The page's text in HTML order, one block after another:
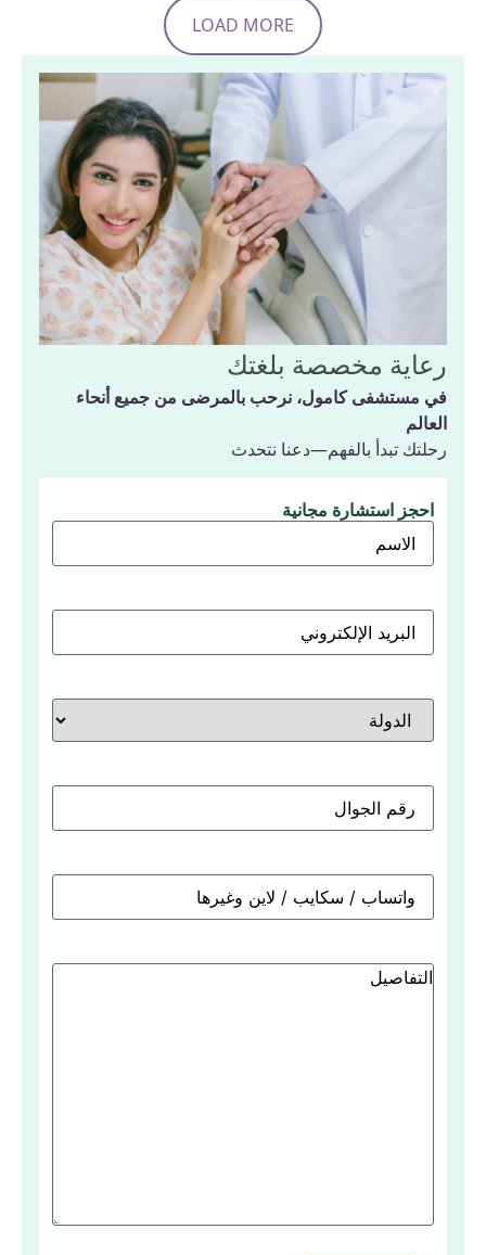
LOAD MORE
رعاية مخصصة بلغتك
في مستشفى كامول، نرحب بالمرضى من جميع أنحاء
العالم
رحلتك تبدأ بالفهم—دعنا نتحدث
احجز استشارة مجانية